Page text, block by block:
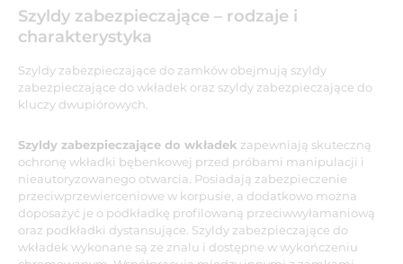
Szyldy zabezpieczające – rodzaje i
charakterystyka
Szyldy zabezpieczające do zamków obejmują szyldy
zabezpieczające do wkładek oraz szyldy zabezpieczające do
kluczy dwupiórowych.
Szyldy zabezpieczające do wkładek zapewniają skuteczną
ochronę wkładki bębenkowej przed próbami manipulacji i
nieautoryzowanego otwarcia. Posiadają zabezpieczenie
przeciwprzewierceniowe w korpusie, a dodatkowo można
doposażyć je o podkładkę profilowaną przeciwwyłamaniową
oraz podkładki dystansujące. Szyldy zabezpieczające do
wkładek wykonane są ze znalu i dostępne w wykończeniu